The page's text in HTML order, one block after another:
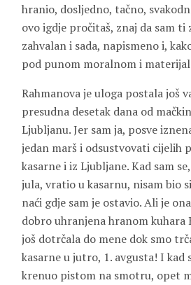
hranio, dosljedno, tačno,
ovo igdje pročitaš, znaj da sam ti
zahvalan i sada, napismeno i,
pod punom moralnom i
Rahmanova je uloga postala još
presudna desetak dana od
Ljubljanu. Jer sam ja, posve
jedan marš i odsustvovati cijelih
kasarne i iz Ljubljane. Kad sam
jula, vratio u kasarnu, nisam bio
naći gdje sam je ostavio. Ali je
dobro uhranjena hranom kuhara
još dotrčala do mene dok smo
kasarne u jutro, 1. avgusta! I kad
krenuo pistom na smotru, opet